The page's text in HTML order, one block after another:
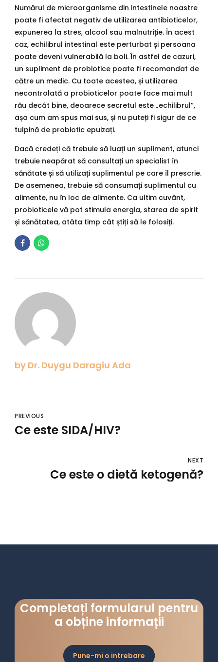
Numărul de microorganisme din intestinele noastre
poate fi afectat negativ de utilizarea antibioticelor,
expunerea la stres, alcool sau malnutriție. În acest
caz, echilibrul intestinal este perturbat și persoana
poate deveni vulnerabilă la boli. În astfel de cazuri,
un supliment de probiotice poate fi recomandat de
către un medic. Cu toate acestea, și utilizarea
necontrolată a probioticelor poate face mai mult
rău decât bine, deoarece secretul este „echilibrul”,
așa cum am spus mai sus, și nu puteți fi sigur de ce
tulpină de probiotic epuizați.
Dacă credeți că trebuie să luați un supliment, atunci
trebuie neapărat să consultați un specialist în
sănătate și să utilizați suplimentul pe care îl prescrie.
De asemenea, trebuie să consumați suplimentul cu
alimente, nu în loc de alimente. Ca ultim cuvânt,
probioticele vă pot stimula energia, starea de spirit
și sănătatea, atâta timp cât știți să le folosiți.
by Dr. Duygu Daragiu Ada
PREVIOUS
Ce este SIDA/HIV?
NEXT
Ce este o dietă ketogenă?
Completați formularul pentru
a obține informații
Pune-mi o intrebare